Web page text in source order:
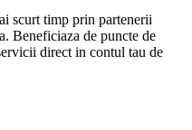
scurt timp prin partenerii
Beneficiaza de puncte de
direct in contul tau de